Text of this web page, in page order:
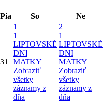
Pia So Ne
31
1
1
LIPTOVSKÉ
DNI
MATKY
Zobraziť
všetky
záznamy z
dňa
2
1
LIPTOVSKÉ
DNI
MATKY
Zobraziť
všetky
záznamy z
dňa